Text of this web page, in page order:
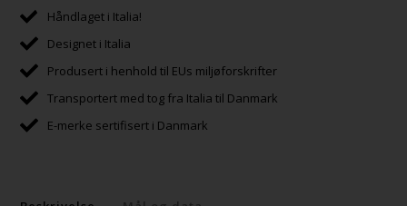
Håndlaget i Italia!
Designet i Italia
Produsert i henhold til EUs miljøforskrifter
Transportert med tog fra Italia til Danmark
E-merke sertifisert i Danmark